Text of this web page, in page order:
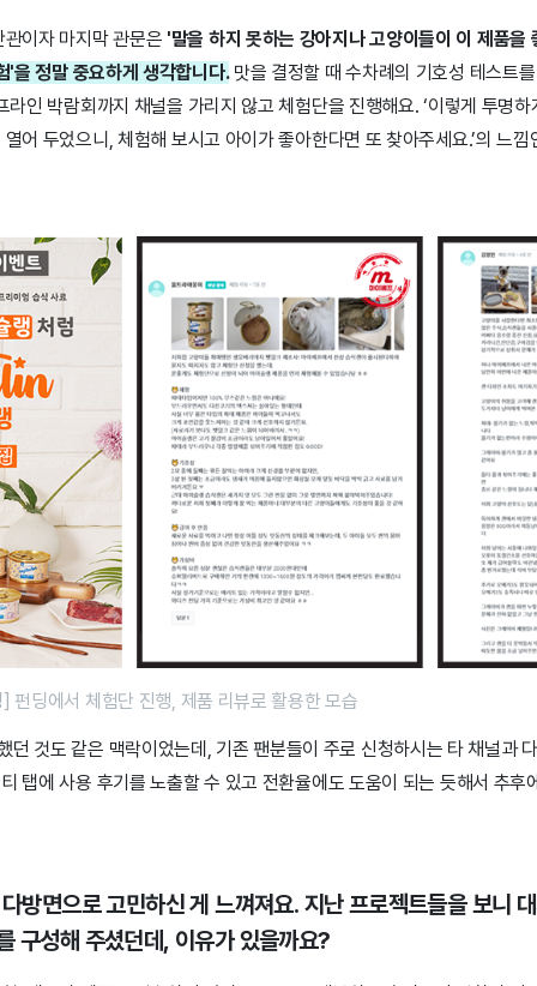
이자 마지막 관문은 '말을 하지 못하는 강아지나 고양이들이 이 제품을
'을 정말 중요하게 생각합니다.맛을 결정할 때 수차례의 기호성 테스트
인 박람회까지 채널을 가리지 않고 체험단을 진행해요. ‘이렇게 투명
어 두었으니, 체험해 보시고 아이가 좋아한다면 또 찾아주세요.’의 느낌
펀딩에서 체험단 진행, 제품 리뷰로 활용한 모습
던 것도 같은 맥락이었는데, 기존 팬분들이 주로 신청하시는 타 채널과
탭에 사용 후기를 노출할 수 있고 전환율에도 도움이 되는 듯해서 추후
방면으로 고민하신 게 느껴져요. 지난 프로젝트들을 보니
구성해 주셨던데, 이유가 있을까요?